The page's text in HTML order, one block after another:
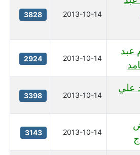
2013-10-14
3828
عبد
2013-10-14
2924
علي
2013-10-14
3398
2013-10-14
3143